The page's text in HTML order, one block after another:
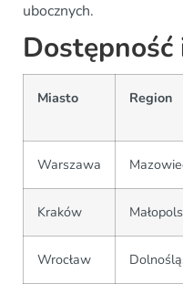
ubocznych.
Miasto Region
Warszawa
Kraków
Wrocław